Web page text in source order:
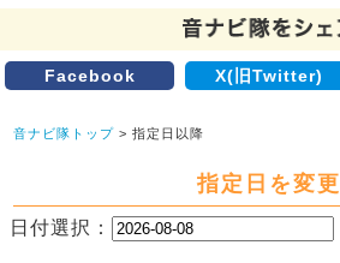
Facebook X(旧Twitter)
音ナビ隊トップ > 指定日以降
指定日を変更
日付選択：